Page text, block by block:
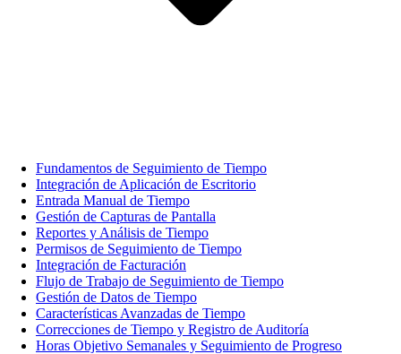
Fundamentos de Seguimiento de Tiempo
Integración de Aplicación de Escritorio
Entrada Manual de Tiempo
Gestión de Capturas de Pantalla
Reportes y Análisis de Tiempo
Permisos de Seguimiento de Tiempo
Integración de Facturación
Flujo de Trabajo de Seguimiento de Tiempo
Gestión de Datos de Tiempo
Características Avanzadas de Tiempo
Correcciones de Tiempo y Registro de Auditoría
Horas Objetivo Semanales y Seguimiento de Progreso